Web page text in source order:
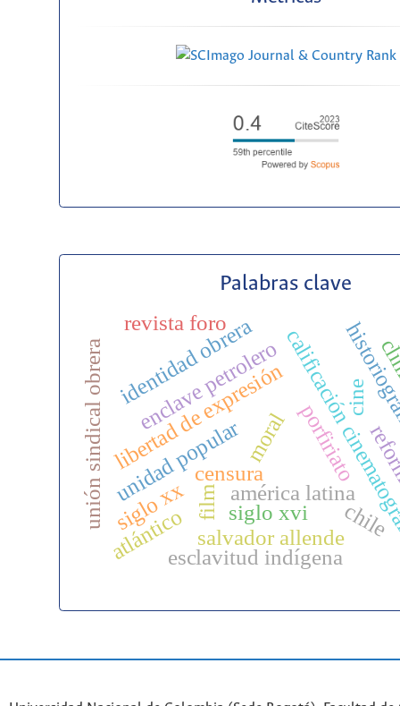
Palabras clave
américa latina
censura calificacióncine
film chile
salvador allende
unidad popular
libertad de expresión
enclave petrolero
identidad obrera
moral
unión sindical obrera
esclavitud indígena
siglo xvi
siglo xx
porfiriato
revista foro
atlántico